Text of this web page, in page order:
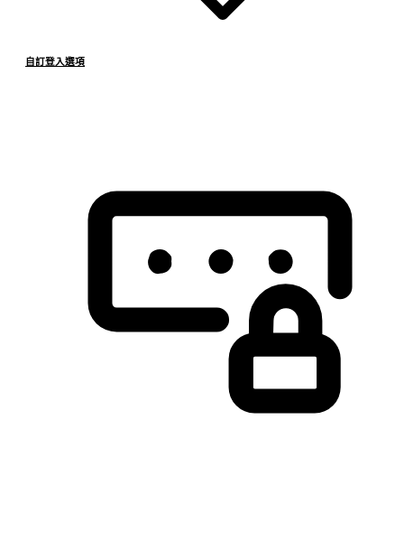
自訂登入選項